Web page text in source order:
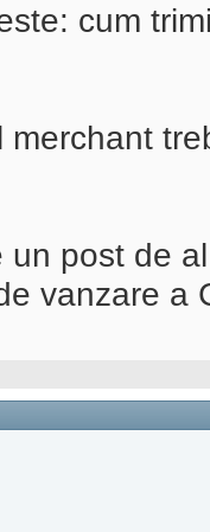
cum
merchant
un post de
vanzare a